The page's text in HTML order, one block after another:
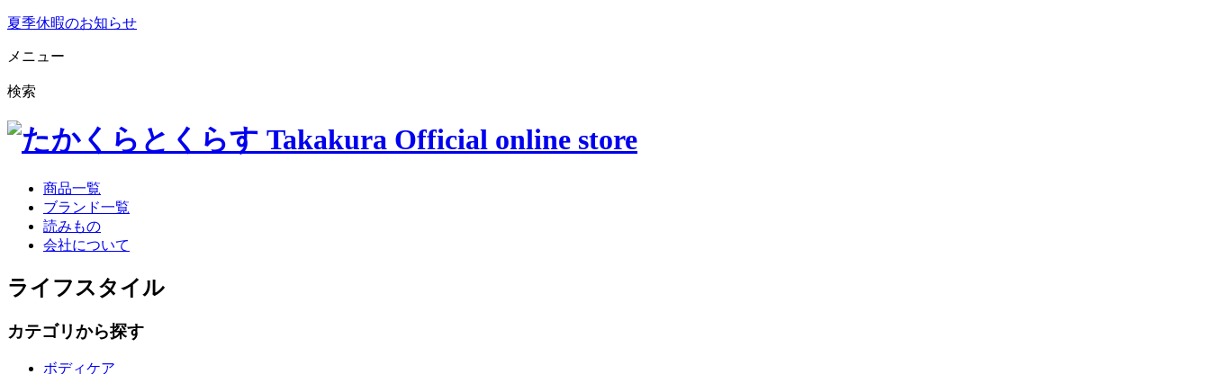
夏季休暇のお知らせ
メニュー
検索
商品一覧
ブランド一覧
読みもの
会社について
ライフスタイル
カテゴリから探す
ボディケア